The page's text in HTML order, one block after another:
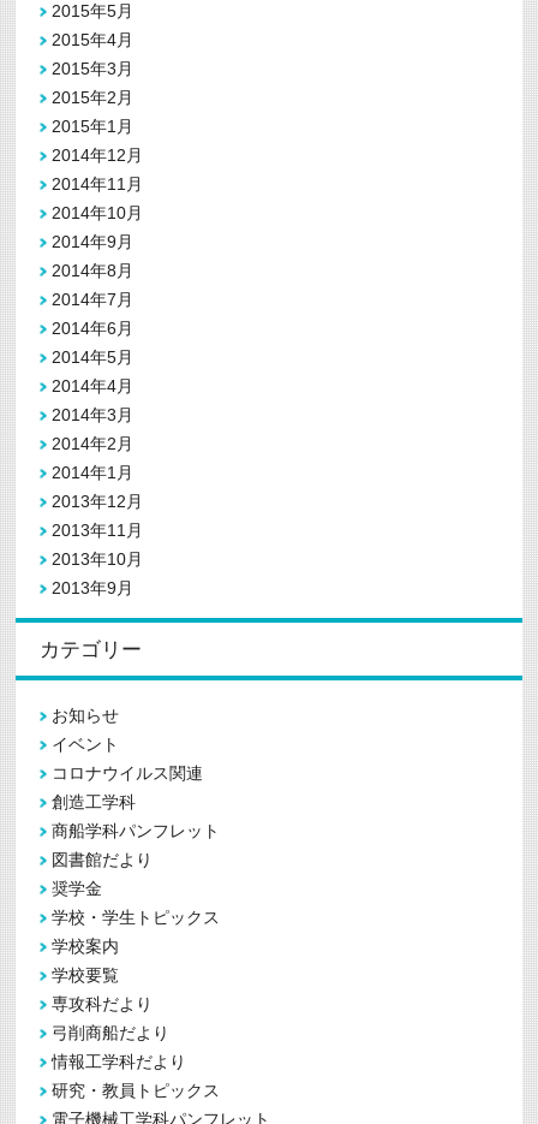
2015年5月
2015年4月
2015年3月
2015年2月
2015年1月
2014年12月
2014年11月
2014年10月
2014年9月
2014年8月
2014年7月
2014年6月
2014年5月
2014年4月
2014年3月
2014年2月
2014年1月
2013年12月
2013年11月
2013年10月
2013年9月
カテゴリー
お知らせ
イベント
コロナウイルス関連
創造工学科
商船学科パンフレット
図書館だより
奨学金
学校・学生トピックス
学校案内
学校要覧
専攻科だより
弓削商船だより
情報工学科だより
研究・教員トピックス
電子機械工学科パンフレット